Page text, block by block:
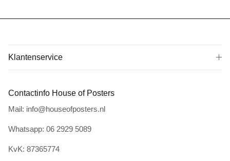
Klantenservice
Contactinfo House of Posters
Mail: info@houseofposters.nl
Whatsapp: 06 2929 5089
KvK: 87365774